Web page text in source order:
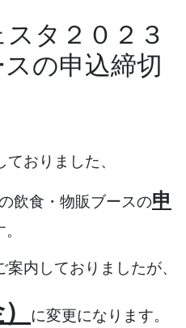
タ２０２３
の申込締切
おりました、
飲食・物販ブースの申
内しておりましたが、
に変更になります。